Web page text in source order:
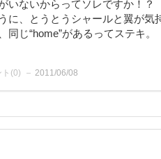
いないからってソレですか！
に、とうとうシャールと翼が気
同じ“home”があるってステキ
ト(0) 2011/06/08